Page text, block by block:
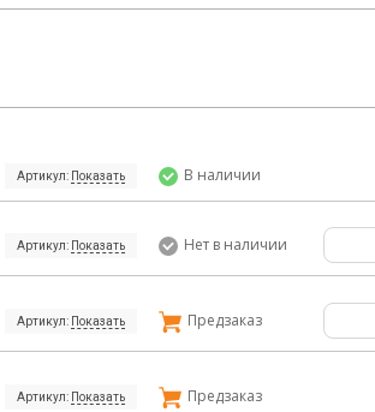
Артикул: Показать В наличии
Артикул: Показать Нет в наличии
Артикул: Показать Предзаказ
Артикул: Показать Предзаказ